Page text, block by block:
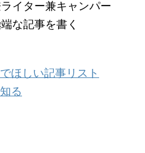
イター兼キャンパー
な記事を書く
ほしい記事リスト
る